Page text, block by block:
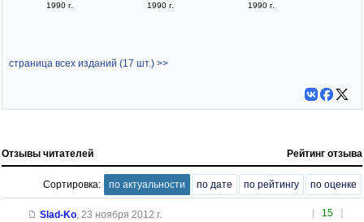
1990 г. 1990 г. 1990 г.
страница всех изданий (17 шт.) >>
Отзывы читателей Рейтинг отзыва
Сортировка: по актуальности по дате по рейтингу по оценке
[ 15 ]
Slad-Ko, 23 ноября 2012 г.